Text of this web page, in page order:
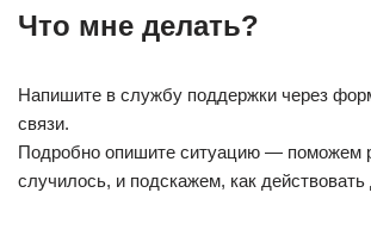
Что мне делать?
Напишите в службу поддержки через
связи.
Подробно опишите ситуацию — поможем
случилось, и подскажем, как